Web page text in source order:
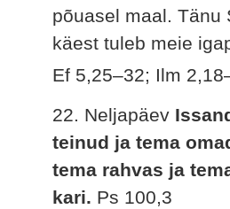
põuasel maal. Tänu
käest tuleb meie
Ef 5,25–32; Ilm
22. Neljapäev
teinud ja tema
tema rahvas ja
kari. Ps 100,3